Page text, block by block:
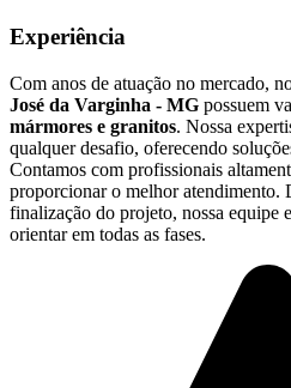
Experiência
Com anos de atuação no mercado,
José da Varginha - MG possuem
mármores e granitos. Nossa
qualquer desafio, oferecendo
Contamos com profissionais
proporcionar o melhor atendimento.
finalização do projeto, nossa equipe
orientar em todas as fases.